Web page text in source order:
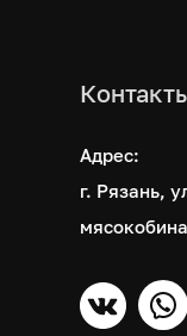
Адрес:
г. Рязань,